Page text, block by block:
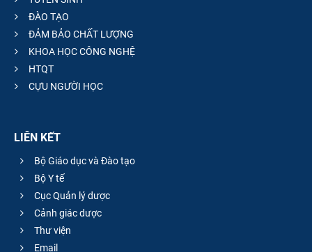
ĐÀO TẠO
ĐẢM BẢO CHẤT LƯỢNG
KHOA HỌC CÔNG NGHỆ
HTQT
CỰU NGƯỜI HỌC
LIÊN KẾT
Bộ Giáo dục và Đào tạo
Bộ Y tế
Cục Quản lý dược
Cảnh giác dược
Thư viện
Email